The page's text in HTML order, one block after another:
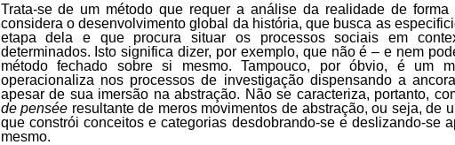
Trata-se de um método que requer a análise da realidade de forma
considera o desenvolvimento global da história, que busca as
etapa dela e que procura situar os processos sociais em
determinados. Isto significa dizer, por exemplo, que não é – e nem
método fechado sobre si mesmo. Tampouco, por óbvio, é um
operacionaliza nos processos de investigação dispensando a
apesar de sua imersão na abstração. Não se caracteriza, portanto,
de pensée resultante de meros movimentos de abstração, ou seja, de
que constrói conceitos e categorias desdobrando-se e deslizando-se
mesmo.